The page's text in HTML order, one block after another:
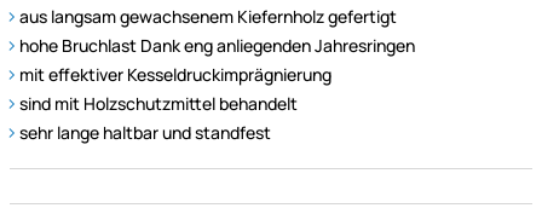
aus langsam gewachsenem Kiefernholz gefertigt
hohe Bruchlast Dank eng anliegenden Jahresringen
mit effektiver Kesseldruckimprägnierung
sind mit Holzschutzmittel behandelt
sehr lange haltbar und standfest